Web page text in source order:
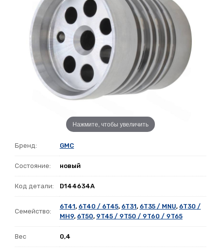
Нажмите, чтобы увеличить
Бренд: GMC
Состояние: новый
Код детали: D144634A
Семейство:
6T41, 6T40 / 6T45, 6T31, 6T35 / MNU, 6T30 /
MH9, 6T50, 9T45 / 9T50 / 9T60 / 9T65
Вес 0,4